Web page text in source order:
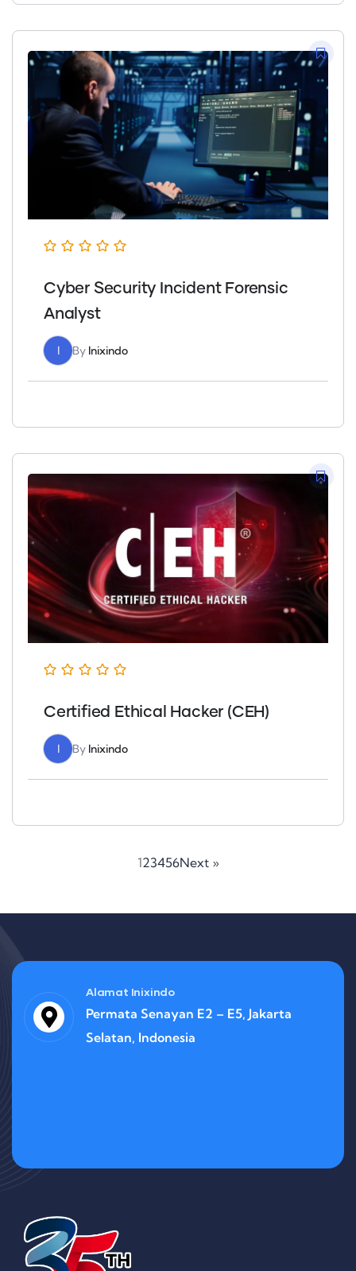
Cyber Security Incident Forensic
Analyst
I By Inixindo
Certified Ethical Hacker (CEH)
I By Inixindo
123456Next »
Alamat Inixindo
Permata Senayan E2 – E5, Jakarta
Selatan, Indonesia